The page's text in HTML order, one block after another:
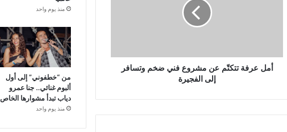
إلى
الفجيرةأمل عرفة تتكتّم عن مشروع فني ضخم وتسافر
إلى الفجيرة
منذ يوم واحد
من “خطفوني” إلى أول
ألبوم غنائي.. جنا عمرو
دياب تبدأ مشوارها الخاص
منذ يوم واحد